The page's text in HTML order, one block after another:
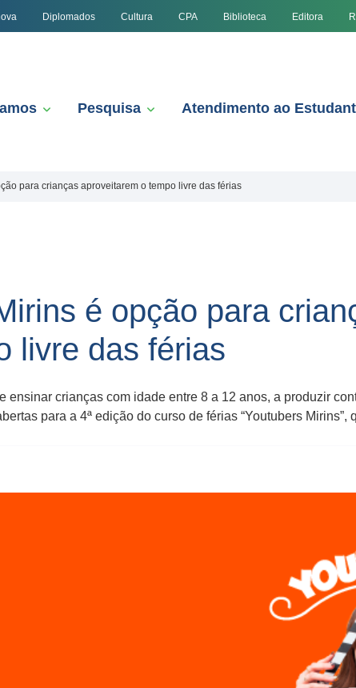
Diplomados Cultura CPA Biblioteca Editora
Pesquisa Atendimento ao
para crianças aproveitarem o tempo livre das férias
é opção para
livre das férias
ensinar crianças com idade entre 8 a 12 anos, a produzir
para a 4ª edição do curso de férias “Youtubers